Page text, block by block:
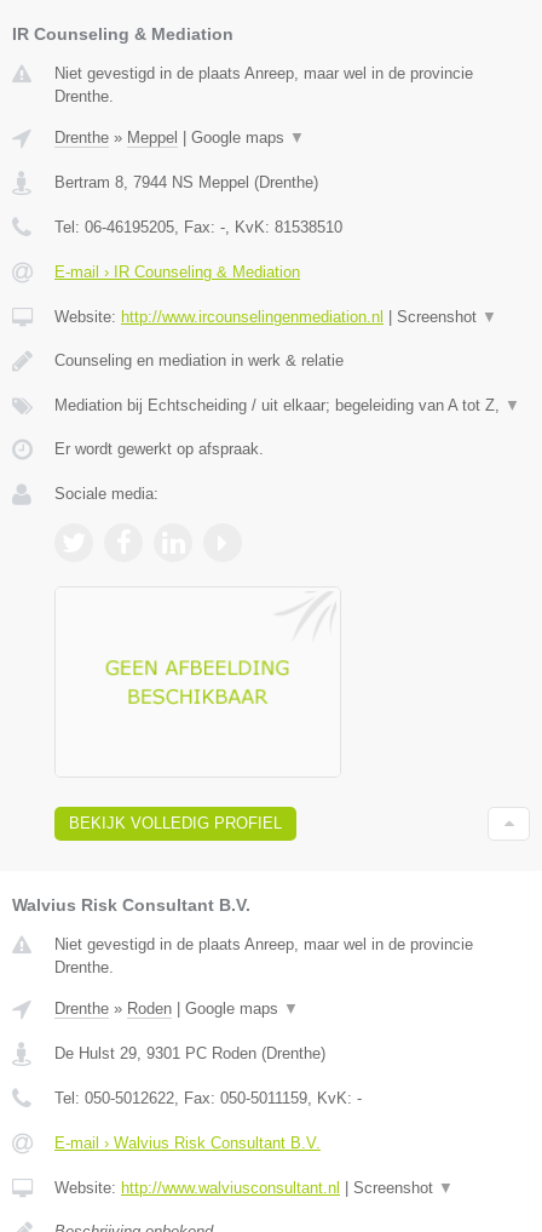
IR Counseling & Mediation
Niet gevestigd in de plaats Anreep, maar wel in de provincie
Drenthe.
Drenthe » Meppel Google maps ▼
Bertram 8 7944 NS Meppel (Drenthe)
Tel: 06-46195205 , Fax: - , KvK: 81538510
E-mail › IR Counseling & Mediation
Website: http://www.ircounselingenmediation.nl Screenshot ▼
Counseling en mediation in werk & relatie
Mediation bij Echtscheiding / uit elkaar; begeleiding van A tot Z, ▼
Er wordt gewerkt op afspraak.
Sociale media:
BEKIJK VOLLEDIG PROFIEL
Walvius Risk Consultant B.V.
Niet gevestigd in de plaats Anreep, maar wel in de provincie
Drenthe.
Drenthe » Roden Google maps ▼
De Hulst 29, 9301 PC Roden (Drenthe)
Tel: 050-5012622, Fax: 050-5011159, KvK: -
E-mail › Walvius Risk Consultant B.V.
Website: http://www.walviusconsultant.nl Screenshot ▼